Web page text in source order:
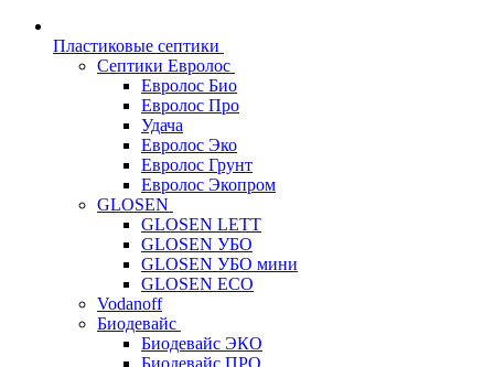
Пластиковые септики
Септики Евролос
Евролос Био
Евролос Про
Удача
Евролос Эко
Евролос Грунт
Евролос Экопром
GLOSEN
GLOSEN LETT
GLOSEN УБО
GLOSEN УБО мини
GLOSEN ECO
Vodanoff
Биодевайс
Биодевайс ЭКО
Биодевайс ПРО